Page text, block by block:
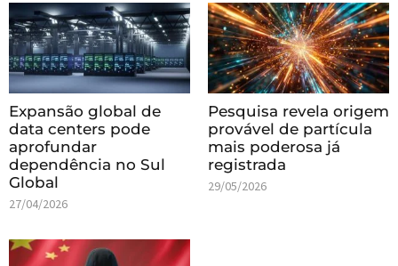
Expansão global de
data centers pode
aprofundar
dependência no Sul
Global
27/04/2026
Pesquisa revela origem
provável de partícula
mais poderosa já
registrada
29/05/2026